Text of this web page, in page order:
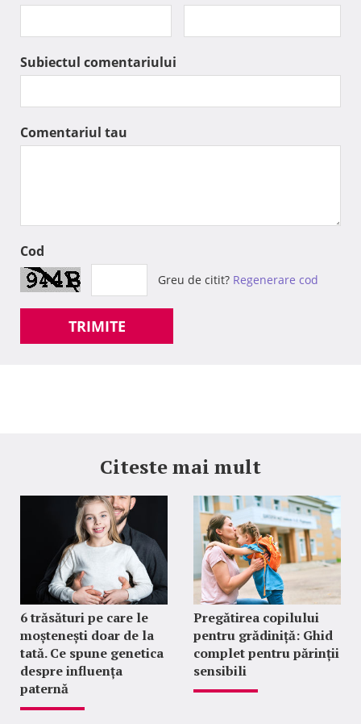
Subiectul comentariului
Comentariul tau
Cod
Greu de citit? Regenerare cod
TRIMITE
Citeste mai mult
6 trăsături pe care le
moștenești doar de la
tată. Ce spune genetica
despre influența
paternă
Pregătirea copilului
pentru grădiniță: Ghid
complet pentru părinții
sensibili